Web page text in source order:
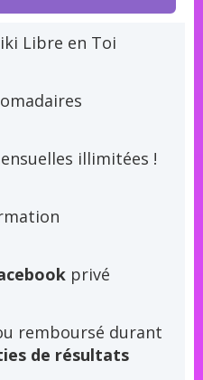
Libre en Toi
illimitées !
privé
remboursé durant
de résultats